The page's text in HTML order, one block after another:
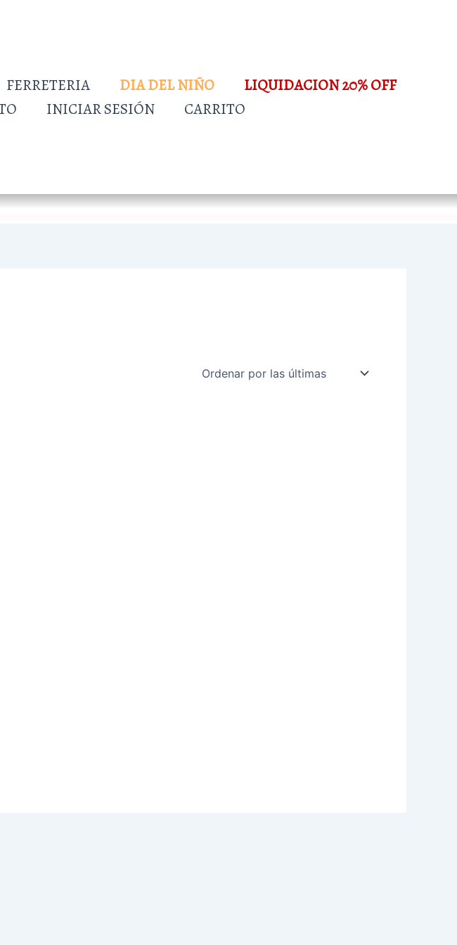
FERRETERIA DIA DEL NIÑO
LIQUIDACION 20% OFF
INICIAR SESIÓN CARRITO